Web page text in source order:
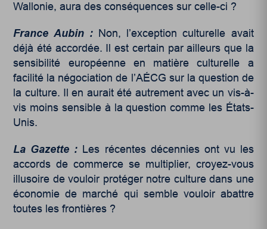
Wallonie, aura des conséquences sur celle-ci ?
France Aubin : Non, l’exception culturelle avait
déjà été accordée. Il est certain par ailleurs que la
sensibilité européenne en matière culturelle a
facilité la négociation de l’AÉCG sur la question de
la culture. Il en aurait été autrement avec un vis-à-
vis moins sensible à la question comme les États-
Unis.
La Gazette : Les récentes décennies ont vu les
accords de commerce se multiplier, croyez-vous
illusoire de vouloir protéger notre culture dans une
économie de marché qui semble vouloir abattre
toutes les frontières ?